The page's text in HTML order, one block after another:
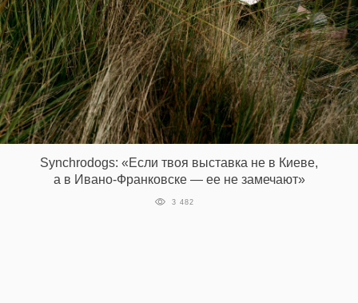
Synchrodogs: «Если твоя выставка не в Киеве,
а в Ивано-Франковске — ее не замечают»
3 482